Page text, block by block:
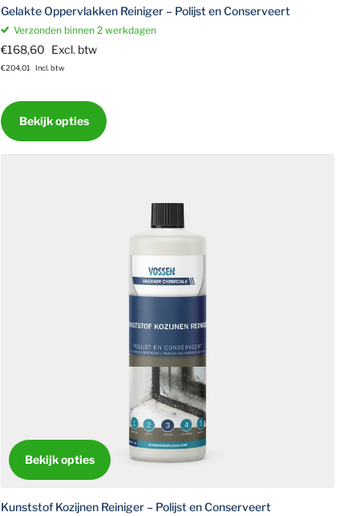
Gelakte Oppervlakken Reiniger – Polijst en Conserveert
Verzonden binnen 2 werkdagen
€168,60 Excl. btw
€204,01 Incl. btw
Bekijk opties
Bekijk opties
Kunststof Kozijnen Reiniger – Polijst en Conserveert